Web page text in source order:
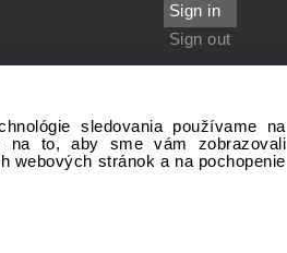
Sign in
Sign out
sledovania používame na
na to, aby sme vám zobrazovali
webových stránok a na pochopenie